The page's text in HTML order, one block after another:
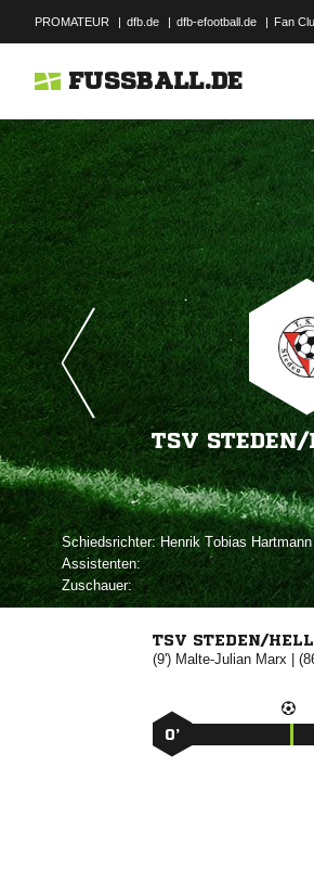
PROMATEUR | dfb.de | dfb-efootball.de | Fan
FUSSBALL.DE
TSV
Schiedsrichter:   
Assistenten:
Zuschauer:
TSV STEDEN/
(9')  |
0’